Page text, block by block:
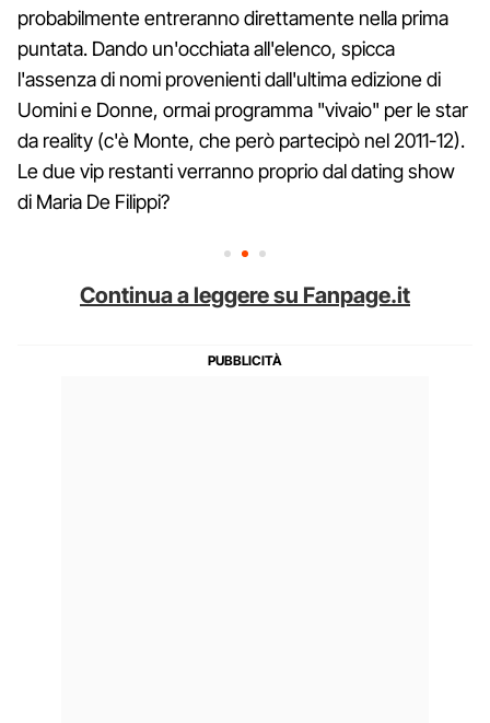
probabilmente entreranno direttamente nella prima
puntata. Dando un'occhiata all'elenco, spicca
l'assenza di nomi provenienti dall'ultima edizione di
Uomini e Donne, ormai programma "vivaio" per le star
da reality (c'è Monte, che però partecipò nel 2011-12).
Le due vip restanti verranno proprio dal dating show
di Maria De Filippi?
Continua a leggere su Fanpage.it